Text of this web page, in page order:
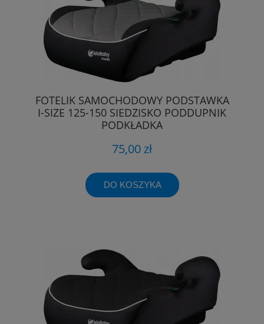
FOTELIK SAMOCHODOWY PODSTAWKA
I-SIZE 125-150 SIEDZISKO PODDUPNIK
PODKŁADKA
75,00 zł
DO KOSZYKA